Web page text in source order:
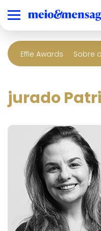
Effie Awards Sobre
jurado